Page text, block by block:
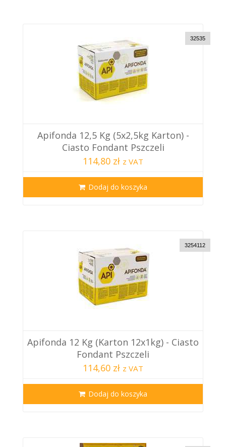
32535
Apifonda 12,5 Kg (5x2,5kg Karton) -
Ciasto Fondant Pszczeli
114,80 zł z VAT
Dodaj do koszyka
3254112
Apifonda 12 Kg (karton 12x1kg) - Ciasto
Fondant Pszczeli
114,60 zł z VAT
Dodaj do koszyka